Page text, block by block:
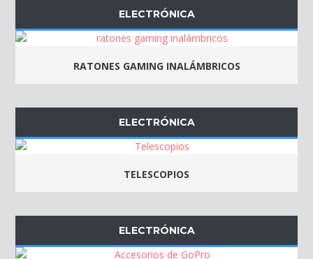
ELECTRÓNICA
RATONES GAMING INALÁMBRICOS
ELECTRÓNICA
TELESCOPIOS
ELECTRÓNICA